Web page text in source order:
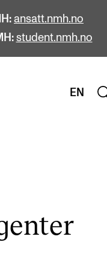
ansatt.nmh.no
student.nmh.no
EN